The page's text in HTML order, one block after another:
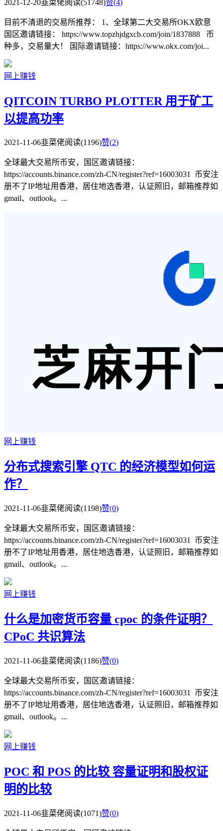
2021-12-20韭菜佬阅读(51748)赞(4)
目前不清退的交易所推荐： 1、全球第二大交易所OKX欧意
国区邀请链接： https://www.topzhjdgxcb.com/join/1837888 币
种多，交易量大！ 国际邀请链接：https://www.okx.com/joi...
网上赚钱
QITCOIN TURBO PLOTTER 用于矿工
以提高功率
2021-11-06韭菜佬阅读(1196)赞(2)
全球最大交易所币安，国区邀请链接：
https://accounts.binance.com/zh-CN/register?ref=16003031 币安注
册不了IP地址用香港，居住地选香港，认证照旧，邮箱推荐如
gmail、outlook。...
网上赚钱
分布式搜索引擎 QTC 的经济模型如何运
作？
2021-11-06韭菜佬阅读(1198)赞(0)
全球最大交易所币安，国区邀请链接：
https://accounts.binance.com/zh-CN/register?ref=16003031 币安注
册不了IP地址用香港，居住地选香港，认证照旧，邮箱推荐如
gmail、outlook。...
网上赚钱
什么是加密货币容量 cpoc 的条件证明？
CPoC 共识算法
2021-11-06韭菜佬阅读(1186)赞(0)
全球最大交易所币安，国区邀请链接：
https://accounts.binance.com/zh-CN/register?ref=16003031 币安注
册不了IP地址用香港，居住地选香港，认证照旧，邮箱推荐如
gmail、outlook。...
网上赚钱
POC 和 POS 的比较 容量证明和股权证
明的比较
2021-11-06韭菜佬阅读(1071)赞(0)